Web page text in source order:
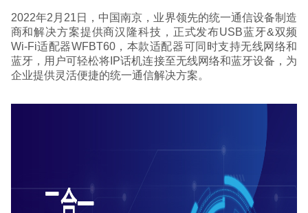
2022年2月21日，中国南京，业界领先的统一通信设备制造
商和解决方案提供商汉隆科技，正式发布USB蓝牙&双频
Wi-Fi适配器WFBT60，本款适配器可同时支持无线网络和
蓝牙，用户可轻松将IP话机连接至无线网络和蓝牙设备，为
企业提供灵活便捷的统一通信解决方案。